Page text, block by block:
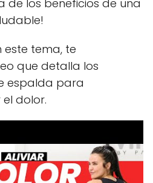
de los beneficios de una
este tema, te
que detalla los
espalda para
dolor.